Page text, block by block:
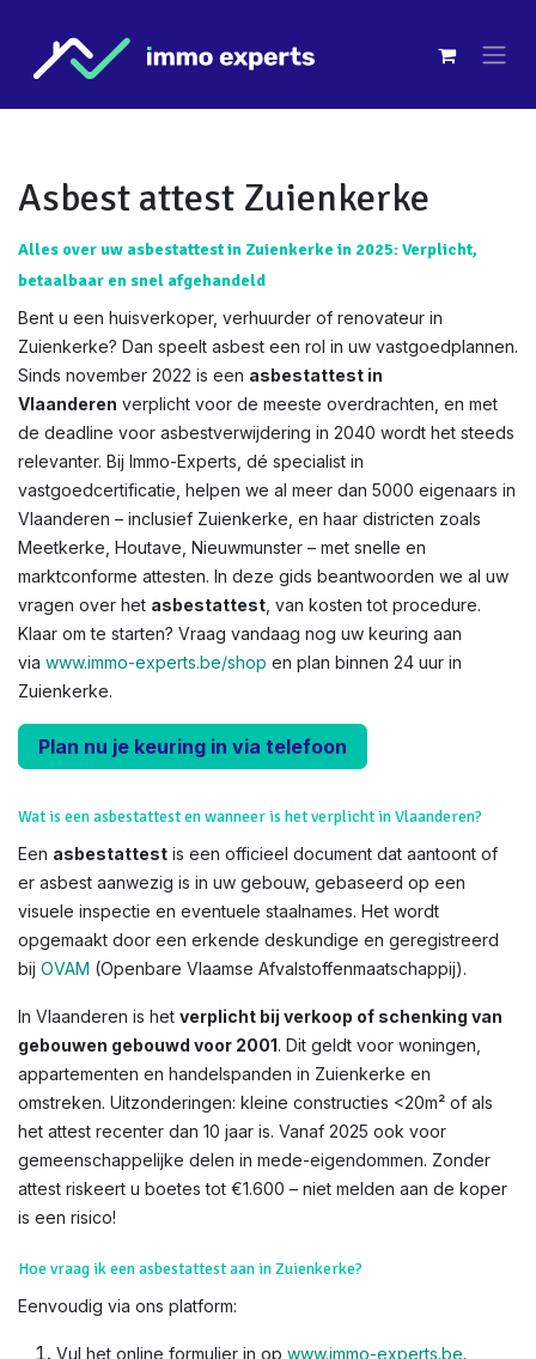
Asbest attest Zuienkerke
Alles over uw asbestattest in Zuienkerke in 2025: Verplicht,
betaalbaar en snel afgehandeld
Bent u een huisverkoper, verhuurder of renovateur in
Zuienkerke? Dan speelt asbest een rol in uw vastgoedplannen.
Sinds november 2022 is een asbestattest in
Vlaanderen verplicht voor de meeste overdrachten, en met
de deadline voor asbestverwijdering in 2040 wordt het steeds
relevanter. Bij Immo-Experts, dé specialist in
vastgoedcertificatie, helpen we al meer dan 5000 eigenaars in
Vlaanderen – inclusief Zuienkerke, en haar districten zoals
Meetkerke, Houtave, Nieuwmunster – met snelle en
marktconforme attesten. In deze gids beantwoorden we al uw
vragen over het asbestattest , van kosten tot procedure.
Klaar om te starten? Vraag vandaag nog uw keuring aan
via www.immo-experts.be/shop en plan binnen 24 uur in
Zuienkerke.
Plan nu je keuring in via telefoon
Wat is een asbestattest en wanneer is het verplicht in Vlaanderen?
Een asbestattest is een officieel document dat aantoont of
er asbest aanwezig is in uw gebouw, gebaseerd op een
visuele inspectie en eventuele staalnames. Het wordt
opgemaakt door een erkende deskundige en geregistreerd
bij OVAM (Openbare Vlaamse Afvalstoffenmaatschappij).
In Vlaanderen is het verplicht bij verkoop of schenking van
gebouwen gebouwd voor 2001. Dit geldt voor woningen,
appartementen en handelspanden in Zuienkerke en
omstreken. Uitzonderingen: kleine constructies <20m² of als
het attest recenter dan 10 jaar is. Vanaf 2025 ook voor
gemeenschappelijke delen in mede-eigendommen. Zonder
attest riskeert u boetes tot €1.600 – niet melden aan de koper
is een risico!​
Hoe vraag ik een asbestattest aan in Zuienkerke?
Eenvoudig via ons platform:
Vul het online formulier in op www.immo-experts.be.